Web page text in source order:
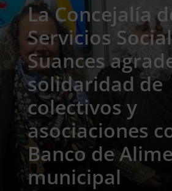
La Concejalía
Servicios
Suances
solidaridad de
colectivos y
asociaciones
Banco de
municipal